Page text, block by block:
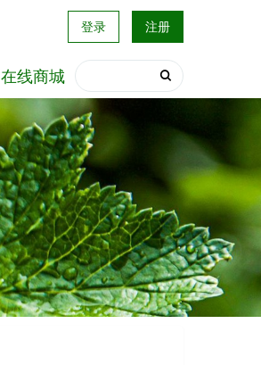
登录 注册
在线商城